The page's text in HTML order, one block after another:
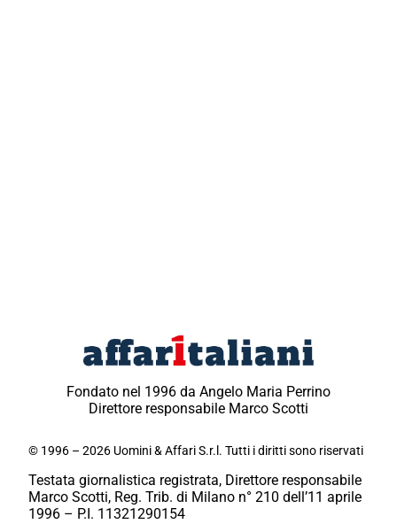
Fondato nel 1996 da Angelo Maria Perrino
Direttore responsabile Marco Scotti
© 1996 – 2026 Uomini & Affari S.r.l. Tutti i diritti sono riservati
Testata giornalistica registrata, Direttore responsabile
Marco Scotti, Reg. Trib. di Milano n° 210 dell’11 aprile
1996 – P.I. 11321290154